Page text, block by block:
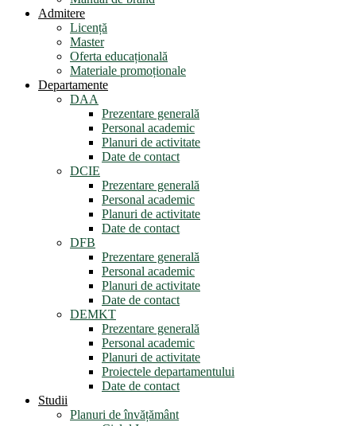
Admitere
Licență
Master
Oferta educațională
Materiale promoționale
Departamente
DAA
Prezentare generală
Personal academic
Planuri de activitate
Date de contact
DCIE
Prezentare generală
Personal academic
Planuri de activitate
Date de contact
DFB
Prezentare generală
Personal academic
Planuri de activitate
Date de contact
DEMKT
Prezentare generală
Personal academic
Planuri de activitate
Proiectele departamentului
Date de contact
Studii
Planuri de învățământ